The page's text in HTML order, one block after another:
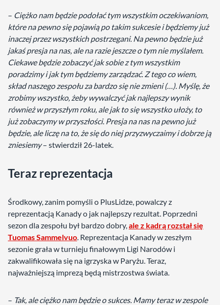
– Ciężko nam będzie podołać tym wszystkim oczekiwaniom,
które na pewno się pojawią po takim sukcesie i będziemy już
inaczej przez wszystkich postrzegani. Na pewno będzie już
jakaś presja na nas, ale na razie jeszcze o tym nie myślałem.
Ciekawe będzie zobaczyć jak sobie z tym wszystkim
poradzimy i jak tym będziemy zarządzać. Z tego co wiem,
skład naszego zespołu za bardzo się nie zmieni (…). Myślę, że
zrobimy wszystko, żeby wywalczyć jak najlepszy wynik
również w przyszłym roku, ale jak to się wszystko ułoży, to
już zobaczymy w przyszłości. Presja na nas na pewno już
będzie, ale liczę na to, że się do niej przyzwyczaimy i dobrze ją
zniesiemy– stwierdził 26-latek.
Teraz reprezentacja
Środkowy, zanim pomyśli o PlusLidze, powalczy z
reprezentacją Kanady o jak najlepszy rezultat. Poprzedni
sezon dla zespołu był bardzo dobry,ale z kadrą rozstał się
Tuomas Sammelvuo. Reprezentacja Kanady w zeszłym
sezonie grała w turnieju finałowym Ligi Narodów i
zakwalifikowała się na igrzyska w Paryżu. Teraz,
najważniejszą imprezą będą mistrzostwa świata.
– Tak, ale ciężko nam będzie o sukces. Mamy teraz w zespole